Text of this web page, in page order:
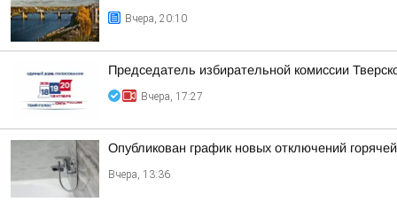
Вчера, 20:10
Председатель избирательной комиссии
Вчера, 17:27
Опубликован график новых отключений
Вчера, 13:36